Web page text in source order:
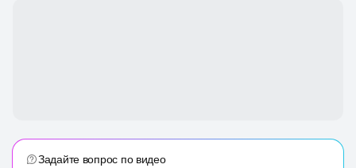
Задайте вопрос по видео